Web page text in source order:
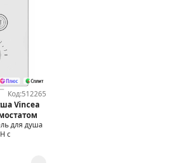
Код:512265
Vincea
для душа
с